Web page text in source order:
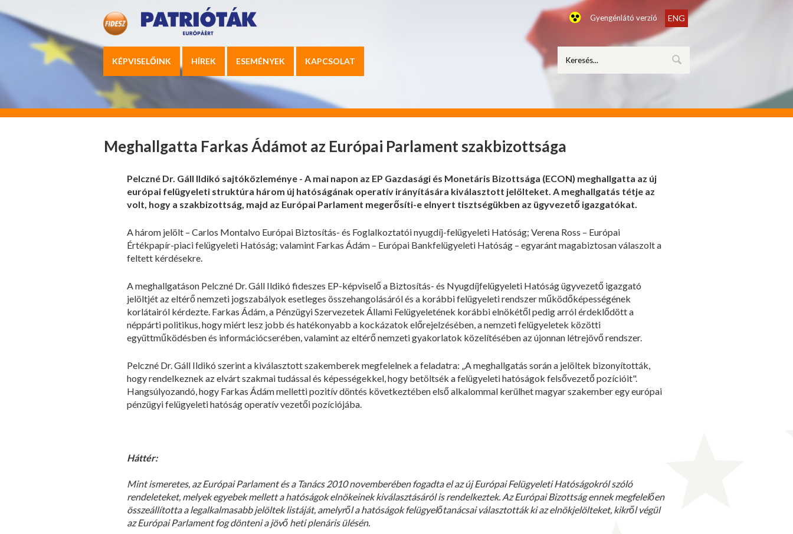
Gyengénlátó verzió ENG
KÉPVISELŐINK HÍREK ESEMÉNYEK KAPCSOLAT
Meghallgatta Farkas Ádámot az Európai Parlament szakbizottsága
Pelczné Dr. Gáll Ildikó sajtóközleménye - A mai napon az EP Gazdasági és Monetáris Bizottsága (ECON) meghallgatta az új
európai felügyeleti struktúra három új hatóságának operatív irányítására kiválasztott jelölteket. A meghallgatás tétje az
volt, hogy a szakbizottság, majd az Európai Parlament megerősíti-e elnyert tisztségükben az ügyvezető igazgatókat.
A három jelölt – Carlos Montalvo Európai Biztosítás- és Foglalkoztatói nyugdíj-felügyeleti Hatóság; Verena Ross – Európai
Értékpapír-piaci felügyeleti Hatóság; valamint Farkas Ádám – Európai Bankfelügyeleti Hatóság – egyaránt magabiztosan válaszolt a
feltett kérdésekre.
A meghallgatáson Pelczné Dr. Gáll Ildikó fideszes EP-képviselő a Biztosítás- és Nyugdíjfelügyeleti Hatóság ügyvezető igazgató
jelöltjét az eltérő nemzeti jogszabályok esetleges összehangolásáról és a korábbi felügyeleti rendszer működőképességének
korlátairól kérdezte. Farkas Ádám, a Pénzügyi Szervezetek Állami Felügyeletének korábbi elnökétől pedig arról érdeklődött a
néppárti politikus, hogy miért lesz jobb és hatékonyabb a kockázatok előrejelzésében, a nemzeti felügyeletek közötti
együttműködésben és információcserében, valamint az eltérő nemzeti gyakorlatok közelítésében az újonnan létrejövő rendszer.
Pelczné Dr. Gáll Ildikó szerint a kiválasztott szakemberek megfelelnek a feladatra: „A meghallgatás során a jelöltek bizonyították,
hogy rendelkeznek az elvárt szakmai tudással és képességekkel, hogy betöltsék a felügyeleti hatóságok felsővezető pozícióit".
Hangsúlyozandó, hogy Farkas Ádám melletti pozitív döntés következtében első alkalommal kerülhet magyar szakember egy európai
pénzügyi felügyeleti hatóság operatív vezetői pozíciójába.
Háttér:
Mint ismeretes, az Európai Parlament és a Tanács 2010 novemberében fogadta el az új Európai Felügyeleti Hatóságokról szóló
rendeleteket, melyek egyebek mellett a hatóságok elnökeinek kiválasztásáról is rendelkeztek. Az Európai Bizottság ennek megfelelően
összeállította a legalkalmasabb jelöltek listáját, amelyről a hatóságok felügyelőtanácsai választották ki az elnökjelölteket, kikről végül
az Európai Parlament fog dönteni a jövő heti plenáris ülésén.